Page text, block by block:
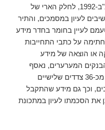
30 לחוק בתי דין מינהליים, התשנ"ב-1992, לחלק הארי של
לעיון במסמכים, והתיר
לעיין בחומר בחדר מידע
על כתבי התחייבות
או הוצאה של מידע
המערערים, נאסף
לצורך בדיקת עסקת המיזוג מידע מכ-36 צדדים שלישיים
וכך גם מידע שהתקבל
את הסכמתו לעיון במתכונת